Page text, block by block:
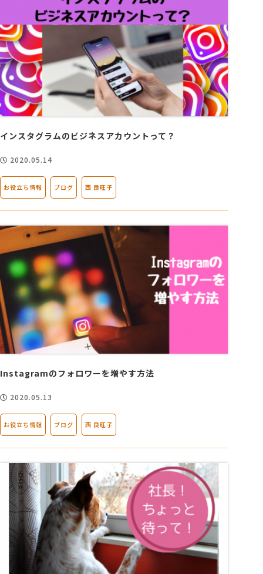
インスタグラムのビジネスアカウントって？
2020.05.14
お役立ち情報 ブログ 西 良旺子
Instagramのフォロワーを増やす方法
2020.05.13
お役立ち情報 ブログ 西 良旺子